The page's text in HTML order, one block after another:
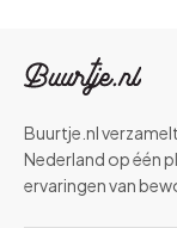
Buurtje.nl
Nederland op één
ervaringen van